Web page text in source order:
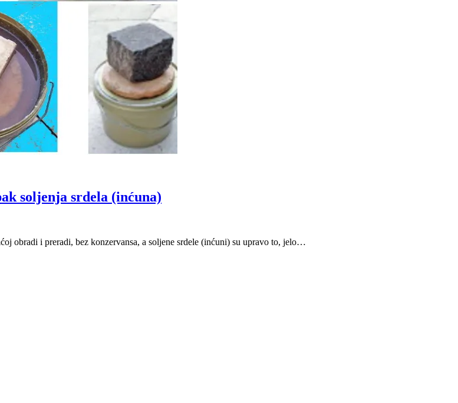
soljenja srdela (inćuna)
obradi i preradi, bez konzervansa, a soljene srdele (inćuni) su upravo to, jelo…